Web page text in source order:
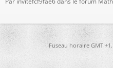
Fuseau horaire GMT